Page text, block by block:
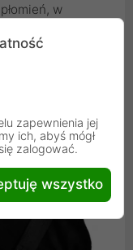
w
fotela
opaski i
zapewnienia jej
ich, abyś mógł
zalogować.
wszystko